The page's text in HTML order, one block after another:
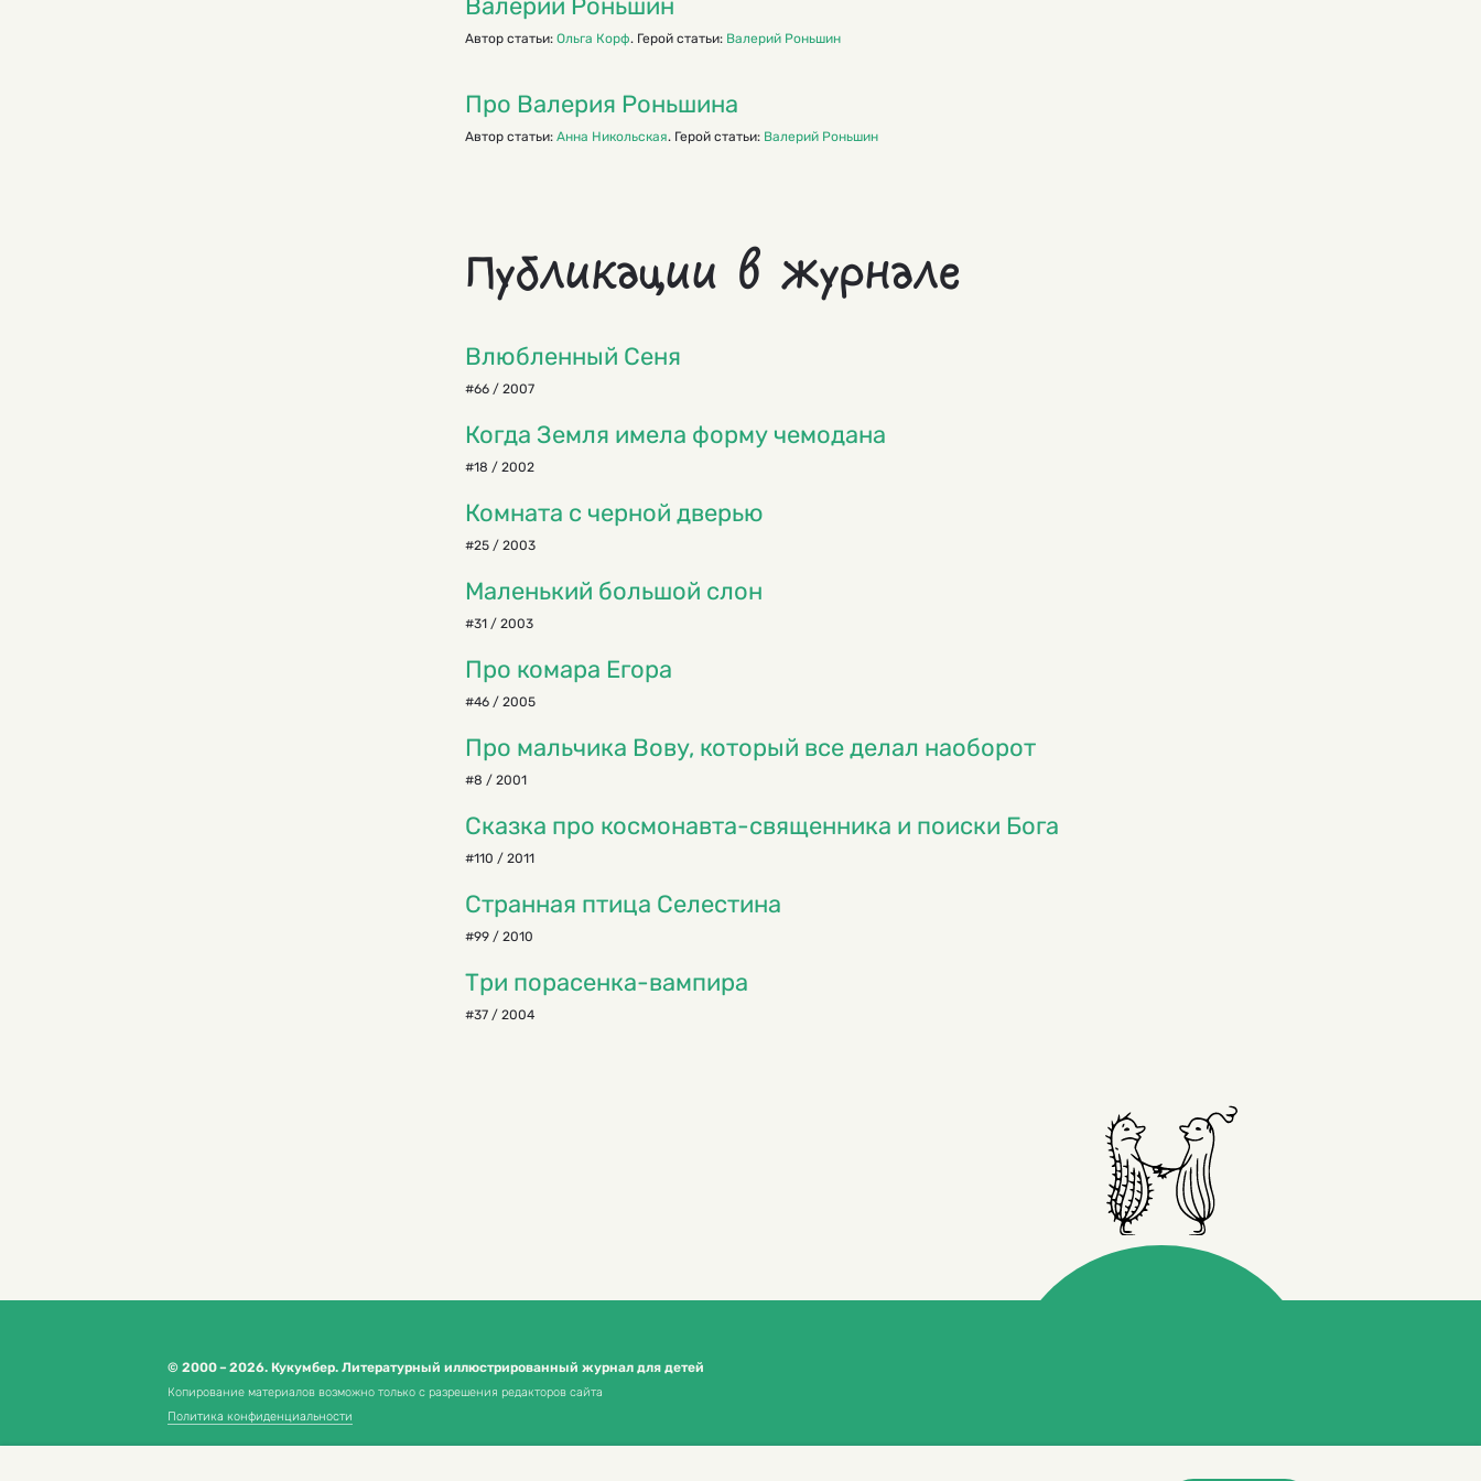
Валерий Роньшин
Автор статьи: Ольга Корф. Герой статьи: Валерий Роньшин
Про Валерия Роньшина
Автор статьи: Анна Никольская. Герой статьи: Валерий Роньшин
Публикации в журнале
Влюбленный Сеня
#66 / 2007
Когда Земля имела форму чемодана
#18 / 2002
Комната с черной дверью
#25 / 2003
Маленький большой слон
#31 / 2003
Про комара Егора
#46 / 2005
Про мальчика Вову, который все делал наоборот
#8 / 2001
Сказка про космонавта-священника и поиски Бога
#110 / 2011
Странная птица Селестина
#99 / 2010
Три порасенка-вампира
#37 / 2004
© 2000 – 2026. Кукумбер. Литературный иллюстрированный журнал для детей
Копирование материалов возможно только с разрешения редакторов сайта
Политика конфиденциальности